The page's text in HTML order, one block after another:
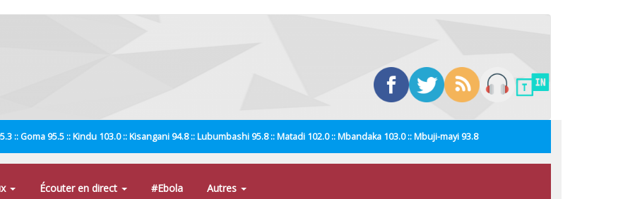
:: Goma 95.5 :: Kindu 103.0 :: Kisangani 94.8 :: Lubumbashi 95.8 :: Matadi 102.0 :: Mbandaka 103.0 :: Mbuji-mayi 93.8
Écouter en direct #Ebola Autres